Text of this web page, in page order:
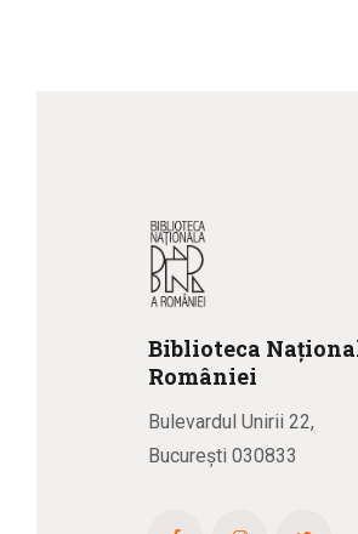
Biblioteca N
României
Bulevardul Unirii 22,
București 030833